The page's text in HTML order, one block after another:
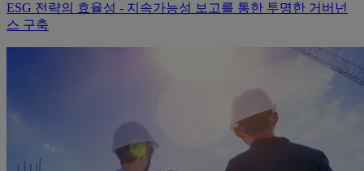
ESG 전략의 효율성 - 지속가능성 보고를 통한 투명한 거버넌
스 구축